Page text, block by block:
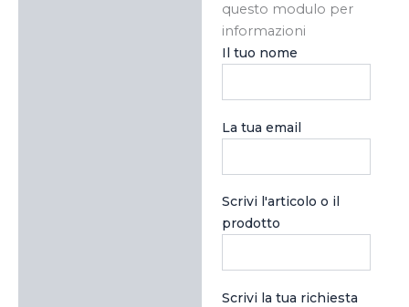
questo modulo per
informazioni
Il tuo nome
La tua email
Scrivi l'articolo o il
prodotto
Scrivi la tua richiesta